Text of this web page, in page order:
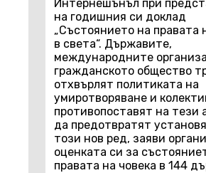
Интернешънъл при
на годишния си доклад
„Състоянието на правата
в света“. Държавите,
международните
гражданското общество
отхвърлят политиката на
умиротворяване и
противопоставят на тези
да предотвратят
този нов ред, заяви
оценката си за
правата на човека в 144